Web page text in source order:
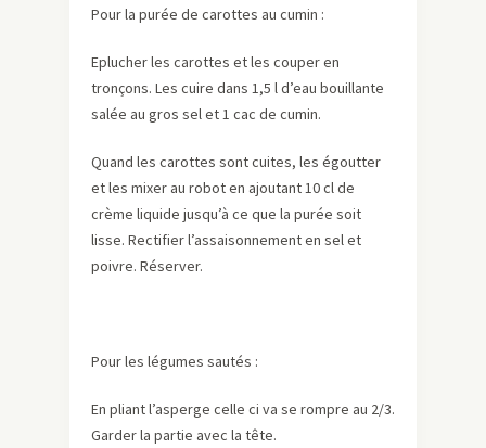
Pour la purée de carottes au cumin :
Eplucher les carottes et les couper en
tronçons. Les cuire dans 1,5 l d’eau bouillante
salée au gros sel et 1 cac de cumin.
Quand les carottes sont cuites, les égoutter
et les mixer au robot en ajoutant 10 cl de
crème liquide jusqu’à ce que la purée soit
lisse. Rectifier l’assaisonnement en sel et
poivre. Réserver.
Pour les légumes sautés :
En pliant l’asperge celle ci va se rompre au 2/3.
Garder la partie avec la tête.